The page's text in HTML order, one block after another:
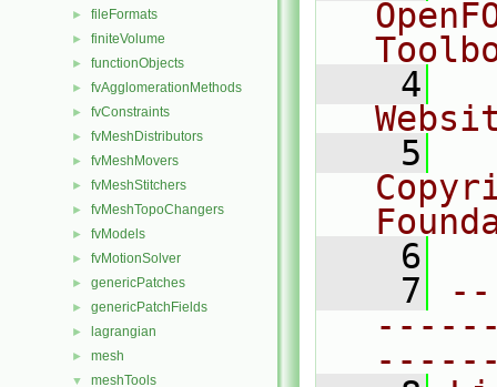
► fileFormats
► finiteVolume
► functionObjects
► fvAgglomerationMethods
► fvConstraints
► fvMeshDistributors
► fvMeshMovers
► fvMeshStitchers
► fvMeshTopoChangers
► fvModels
► fvMotionSolver
► genericPatches
► genericPatchFields
► lagrangian
► mesh
▼ meshTools
    4
    5
    6
    7